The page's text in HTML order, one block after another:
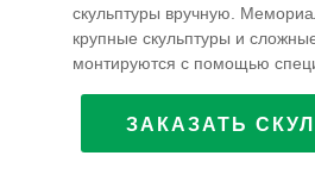
скульптуры вручную.
крупные скульптуры и
монтируются с помощью
ЗАКАЗАТЬ